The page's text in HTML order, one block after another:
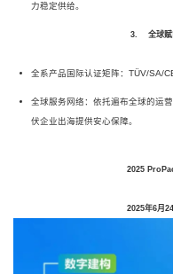
力稳定供给。
3. 全球赋
全系产品国际认证矩阵：TÜV/SA/
全球服务网络：依托遍布全球的运
伏企业出海提供安心保障。
2025
2025年6月